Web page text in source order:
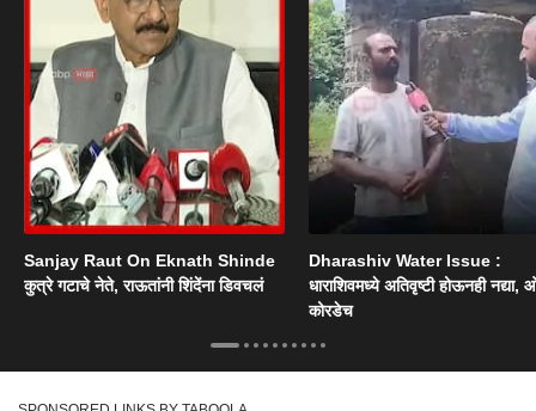
Sanjay Raut On Eknath Shinde
कुत्रे गटाचे नेते, राऊतांनी शिंदेंना डिवचलं
Dharashiv Water Issue :
धाराशिवमध्ये अतिवृष्टी होऊनही नद्या,
कोरडेच